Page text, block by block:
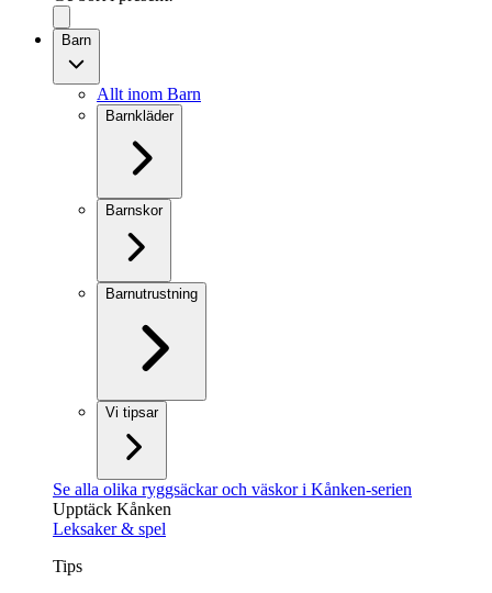
Barn
Allt inom Barn
Barnkläder
Barnskor
Barnutrustning
Vi tipsar
Se alla olika ryggsäckar och väskor i Kånken-serien
Upptäck Kånken
Leksaker & spel
Tips